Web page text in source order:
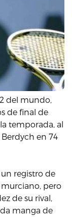
del mundo,
de final de
temporada, al
en 74
registro de
pero
de su rival,
manga de